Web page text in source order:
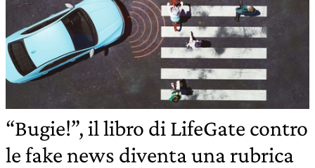
“Bugie!”, il libro di LifeGate contro
le fake news diventa una rubrica